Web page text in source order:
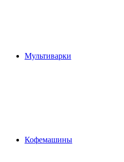
Мультиварки
Кофемашины